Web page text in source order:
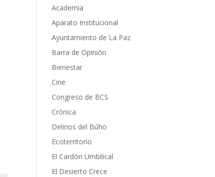
Academia
Aparato Institucional
Ayuntamiento de La Paz
Barra de Opinión
Bienestar
Cine
Congreso de BCS
Crónica
Delirios del Búho
Ecoterritorio
El Cardón Umbilical
El Desierto Crece